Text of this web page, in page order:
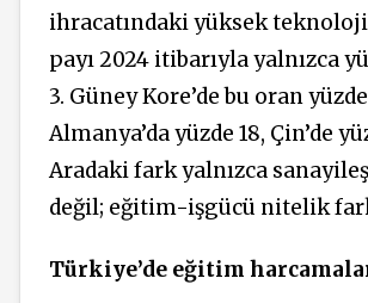
ihracatındaki yük­sek
payı 2024 itibarıyla yalnızca
3. Güney Kore’de bu oran
Almanya’da yüzde 18, Çin’de
Aradaki fark yalnızca
değil; eği­tim-işgücü nitelik
Türkiye’de eğitim